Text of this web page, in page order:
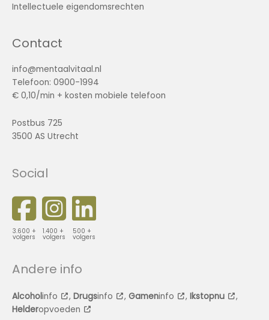
Intellectuele eigendomsrechten
Contact
info@mentaalvitaal.nl
Telefoon: 0900-1994
€ 0,10/min + kosten mobiele telefoon
Postbus 725
3500 AS Utrecht
Social
3.600 +
volgers
1.400 +
volgers
500 +
volgers
Andere info
Alcoholinfo , Drugsinfo , Gameninfo , Ikstopnu
,
Helderopvoeden